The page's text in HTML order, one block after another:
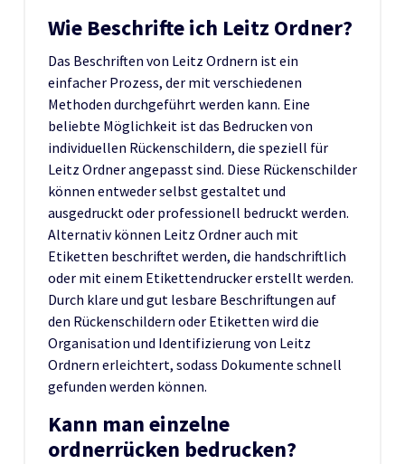
Wie Beschrifte ich Leitz Ordner?
Das Beschriften von Leitz Ordnern ist ein
einfacher Prozess, der mit verschiedenen
Methoden durchgeführt werden kann. Eine
beliebte Möglichkeit ist das Bedrucken von
individuellen Rückenschildern, die speziell für
Leitz Ordner angepasst sind. Diese Rückenschilder
können entweder selbst gestaltet und
ausgedruckt oder professionell bedruckt werden.
Alternativ können Leitz Ordner auch mit
Etiketten beschriftet werden, die handschriftlich
oder mit einem Etikettendrucker erstellt werden.
Durch klare und gut lesbare Beschriftungen auf
den Rückenschildern oder Etiketten wird die
Organisation und Identifizierung von Leitz
Ordnern erleichtert, sodass Dokumente schnell
gefunden werden können.
Kann man einzelne
ordnerrücken bedrucken?